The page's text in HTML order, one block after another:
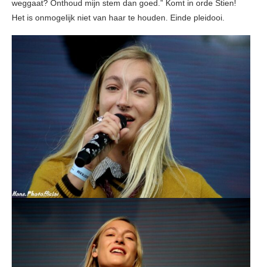
weggaat? Onthoud mijn stem dan goed.” Komt in orde Stien!
Het is onmogelijk niet van haar te houden. Einde pleidooi.